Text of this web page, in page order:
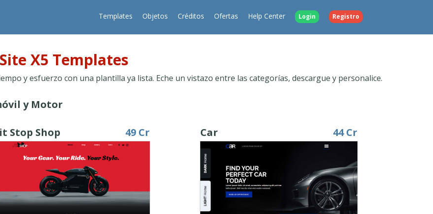
Templates Objetos Créditos Ofertas Help Center Login Registro
X5 Templates
y esfuerzo con una plantilla ya lista. Eche un vistazo entre las categorías, descargue y personalice.
y Motor
Stop Shop 49 Cr Car 44 Cr